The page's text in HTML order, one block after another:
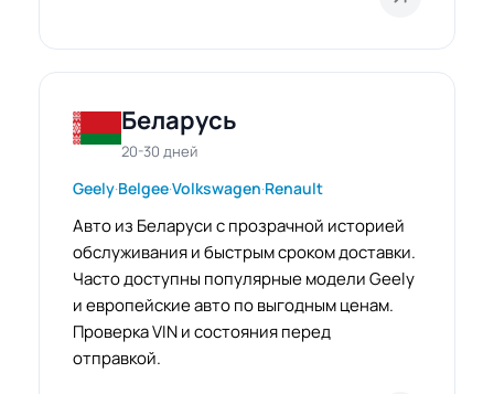
Беларусь
20-30 дней
Geely·Belgee·Volkswagen·Renault
Авто из Беларуси с прозрачной историей
обслуживания и быстрым сроком доставки.
Часто доступны популярные модели Geely
и европейские авто по выгодным ценам.
Проверка VIN и состояния перед
отправкой.